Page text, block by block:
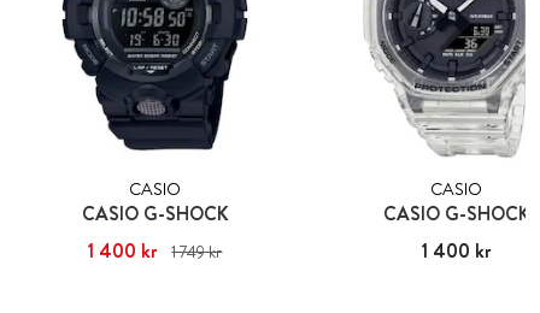
CASIO
CASIO G-SHOCK
Nuvarande pris:1 400 krTidigare
1 400 kr 1 749 kr
CASIO
CASIO G-SHOCK
Pris :1 400 kr
1 400 kr